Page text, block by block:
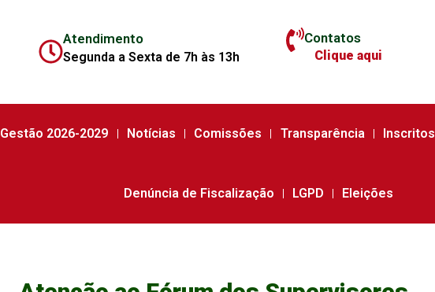
Atendimento
Segunda a Sexta de 7h às 13h
Contatos
Clique aqui
Gestão 2026-2029 Notícias Comissões Transparência Inscritos
Denúncia de Fiscalização LGPD Eleições